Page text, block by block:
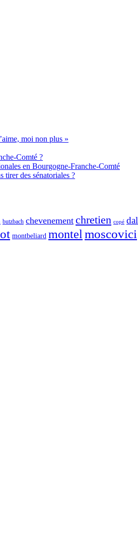
moi non plus »
Comté ?
en Bourgogne-Franche-Comté
tirer des sénatoriales ?
butzbach chevenement chretien copé
montbeliard montelmoscovici